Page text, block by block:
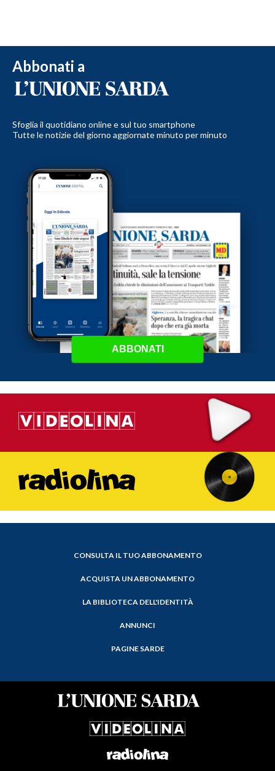
Abbonati a
Sfoglia il quotidiano online e sul tuo smartphone
Tutte le notizie del giorno aggiornate minuto per minuto
ABBONATI
CONSULTA IL TUO ABBONAMENTO
ACQUISTA UN ABBONAMENTO
LA BIBLIOTECA DELL'IDENTITÀ
ANNUNCI
PAGINE SARDE